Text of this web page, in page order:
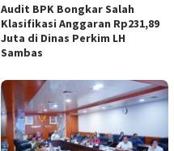
Audit BPK Bongkar Salah
Klasifikasi Anggaran Rp231,89
Juta di Dinas Perkim LH
Sambas